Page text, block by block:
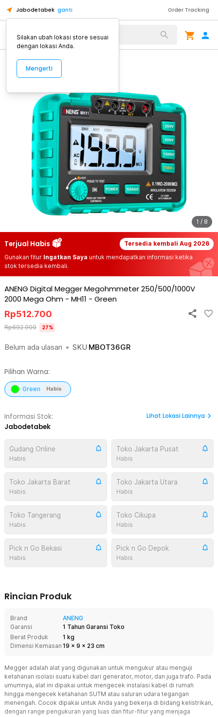
Jabodetabek ganti Order Tracking
Alat Kopi
1 / 8
Terjual Habis Tersedia kembali Aug 2026
Gunakan fitur Ingatkan Saya untuk mendapatkan informasi ketika
stok tersedia kembali.
ANENG Digital Megger Megohmmeter 250/500/1000V
2000 Mega Ohm - MH11 - Green
Belum ada ulasan • SKU MBOT36GR
Rp512.700
Rp692.900 27%
Pilihan Warna:
Green Habis
Informasi Stok:
Jabodetabek
Lihat Lokasi Lainnya
Gudang Online
Habis
Toko Jakarta Pusat
Habis
Toko Jakarta Barat
Habis
Toko Jakarta Utara
Habis
Toko Tangerang
Habis
Toko Cikupa
Habis
Pick n Go Bekasi
Habis
Pick n Go Depok
Habis
Rincian Produk
Brand
ANENG
Garansi
1 Tahun Garansi Toko
Berat Produk
1 kg
Dimensi Kemasan 19 x 9 x 23 cm
Megger adalah alat yang digunakan untuk mengukur atau menguji
ketahanan isolasi suatu kabel dari generator, motor, dan juga trafo. Pada
umumnya, alat ini dipakai untuk mengecek instalasi kabel di rumah
hingga mengecek ketahanan SUTM atau saluran udara tegangan
menengah. Cocok dipakai untuk Anda yang bekerja di bidang kelistrikan,
dengan range pengukuran yang luas dan fitur-fitur yang menjaga
Silakan ubah lokasi store sesuai
dengan lokasi Anda.
Mengerti